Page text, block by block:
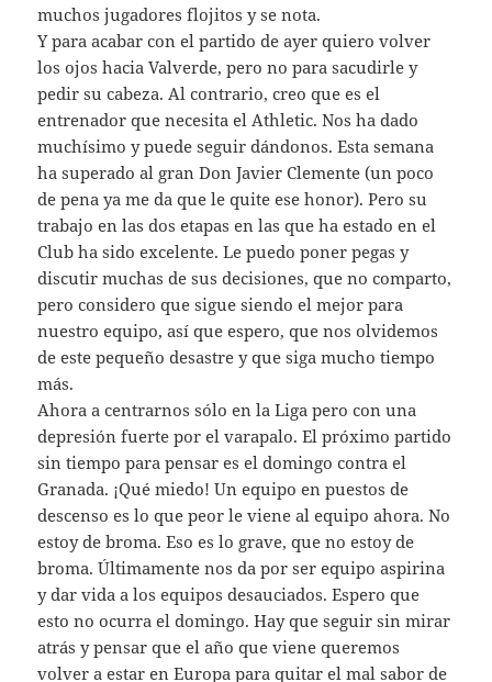
muchos jugadores flojitos y se nota.
Y para acabar con el partido de ayer quiero volver
los ojos hacia Valverde, pero no para sacudirle y
pedir su cabeza. Al contrario, creo que es el
entrenador que necesita el Athletic. Nos ha dado
muchísimo y puede seguir dándonos. Esta semana
ha superado al gran Don Javier Clemente (un poco
de pena ya me da que le quite ese honor). Pero su
trabajo en las dos etapas en las que ha estado en el
Club ha sido excelente. Le puedo poner pegas y
discutir muchas de sus decisiones, que no comparto,
pero considero que sigue siendo el mejor para
nuestro equipo, así que espero, que nos olvidemos
de este pequeño desastre y que siga mucho tiempo
más.
Ahora a centrarnos sólo en la Liga pero con una
depresión fuerte por el varapalo. El próximo partido
sin tiempo para pensar es el domingo contra el
Granada. ¡Qué miedo! Un equipo en puestos de
descenso es lo que peor le viene al equipo ahora. No
estoy de broma. Eso es lo grave, que no estoy de
broma. Últimamente nos da por ser equipo aspirina
y dar vida a los equipos desauciados. Espero que
esto no ocurra el domingo. Hay que seguir sin mirar
atrás y pensar que el año que viene queremos
volver a estar en Europa para quitar el mal sabor de